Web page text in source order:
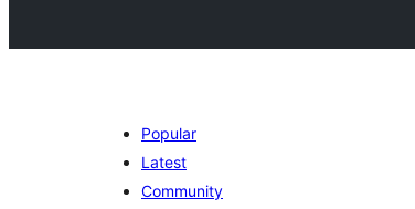
Popular
Latest
Community